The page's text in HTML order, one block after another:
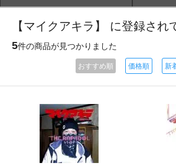
【マイクアキラ】 に登録され
5件の商品が見つかりました
おすすめ順 価格順 新